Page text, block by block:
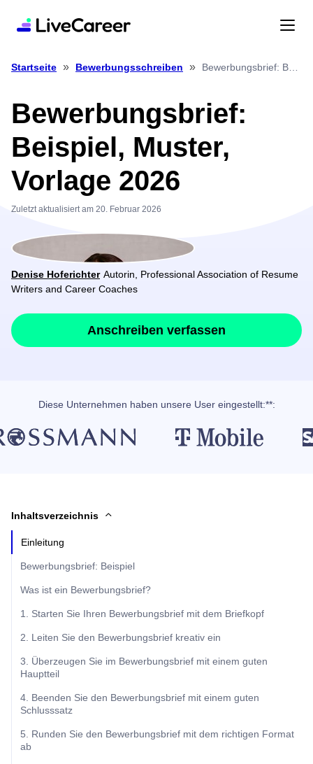
Startseite » Bewerbungsschreiben »
Bewerbungsbrief:
Beispiel, Muster,
Vorlage 2026
Zuletzt aktualisiert am 20. Februar 2026
Denise Hoferichter Autorin, Professional Association of Resume
Writers and Career Coaches
Anschreiben verfassen
Diese Unternehmen haben unsere User eingestellt:**:
Inhaltsverzeichnis
Einleitung
Bewerbungsbrief: Beispiel
Was ist ein Bewerbungsbrief?
1. Starten Sie Ihren Bewerbungsbrief mit dem Briefkopf
2. Leiten Sie den Bewerbungsbrief kreativ ein
3. Überzeugen Sie im Bewerbungsbrief mit einem guten
Hauptteil
4. Beenden Sie den Bewerbungsbrief mit einem guten
Schlusssatz
5. Runden Sie den Bewerbungsbrief mit dem richtigen Format
ab